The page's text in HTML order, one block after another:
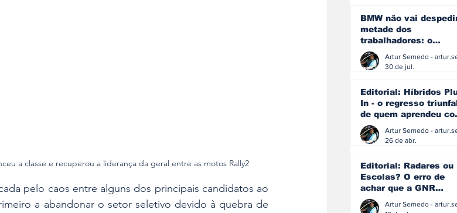
a classe e recuperou a liderança da geral entre as motos Rally2
pelo caos entre alguns dos principais candidatos ao
a abandonar o setor seletivo devido à quebra de
BMW não vai
metade dos
trabalhadores: o
problema é o
que muitos decidiram
30 de jul.
Editorial: Híbridos
In - o regresso
de quem aprendeu
os erros do passado
26 de abr.
Editorial: Radares ou
Escolas? O erro de
achar que a GNR
resolve o que a
educação falhou